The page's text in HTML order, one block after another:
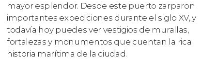
mayor esplendor. Desde este puerto zarparon
importantes expediciones durante el siglo XV, y
todavía hoy puedes ver vestigios de murallas,
fortalezas y monumentos que cuentan la rica
historia marítima de la ciudad.